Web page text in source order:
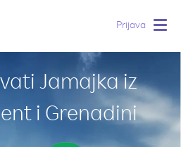
Prijava
Jamajka iz
i Grenadini